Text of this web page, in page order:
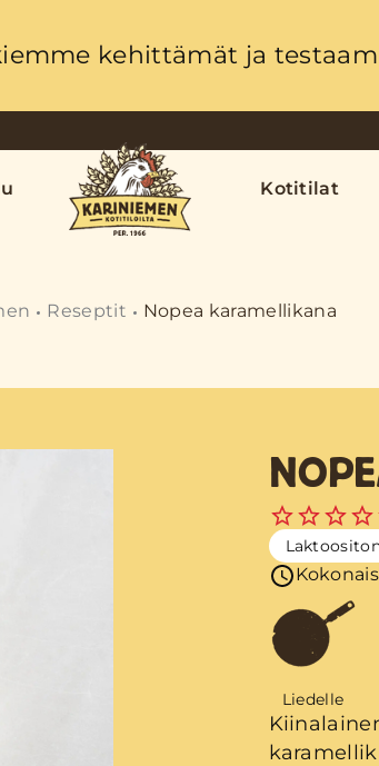
kehittämät ja
Kotitilat
Reseptit Nopea karamellikana
Liedelle